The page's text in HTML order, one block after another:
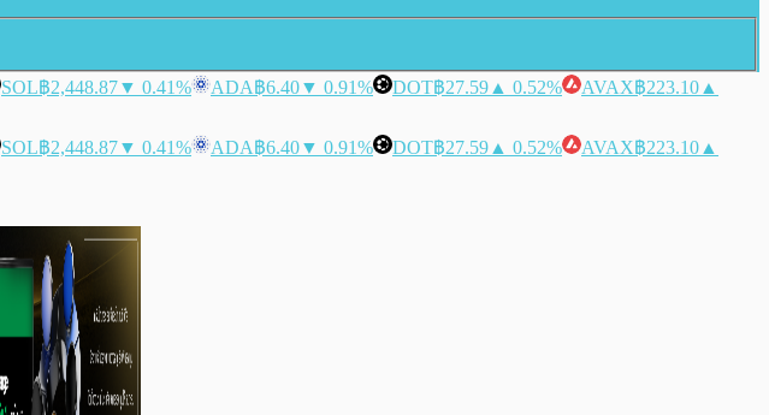
SOL฿2,448.87▼ 0.41% ADA฿6.40▼ 0.91% DOT฿27.59 ▲ 0.52% AVAX฿223.10 ▲
SOL฿2,448.87▼ 0.41% ADA฿6.40▼ 0.91% DOT฿27.59 ▲ 0.52% AVAX฿223.10 ▲